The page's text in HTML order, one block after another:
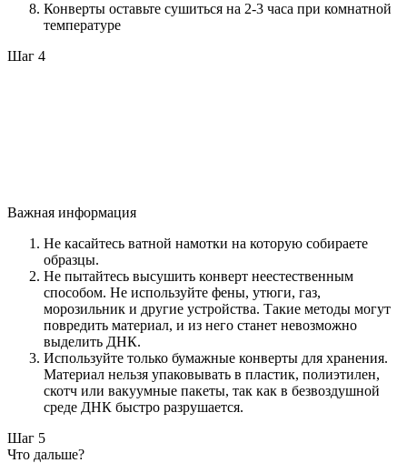
Конверты оставьте сушиться на 2-3 часа при комнатной
температуре
Шаг 4
Важная информация
Не касайтесь ватной намотки на которую собираете
образцы.
Не пытайтесь высушить конверт неестественным
способом. Не используйте фены, утюги, газ,
морозильник и другие устройства. Такие методы могут
повредить материал, и из него станет невозможно
выделить ДНК.
Используйте только бумажные конверты для хранения.
Материал нельзя упаковывать в пластик, полиэтилен,
скотч или вакуумные пакеты, так как в безвоздушной
среде ДНК быстро разрушается.
Шаг 5
Что дальше?